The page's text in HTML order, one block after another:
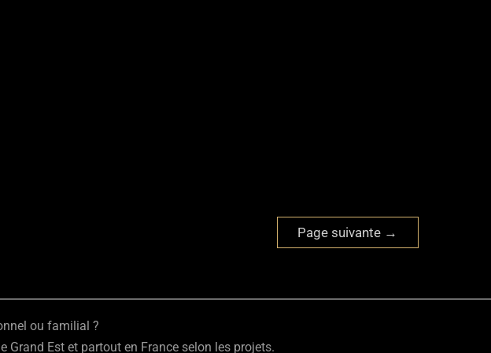
Page suivante →
ou familial ?
Grand Est et partout en France selon les projets.